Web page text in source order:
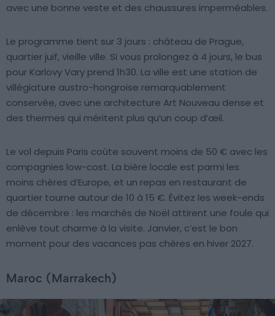
avec une bonne veste et des chaussures imperméables.
Le programme tient sur 3 jours : château de Prague,
quartier juif, vieille ville. Si vous prolongez à 4 jours, le bus
pour Karlovy Vary prend 1h30. La ville est une station de
villégiature austro-hongroise remarquablement
conservée, avec une architecture Art Nouveau dense et
des thermes qui méritent plus qu’un coup d’œil.
Le vol depuis Paris coûte souvent moins de 50 € avec les
compagnies low-cost. La bière locale est parmi les
moins chères d’Europe, et un repas en restaurant de
quartier tourne autour de 10 à 15 €. Évitez les week-ends
de décembre : les marchés de Noël attirent une foule qui
enlève tout charme à la visite. Janvier, c’est le bon
moment pour des vacances pas chères en hiver 2027.
Maroc (Marrakech)